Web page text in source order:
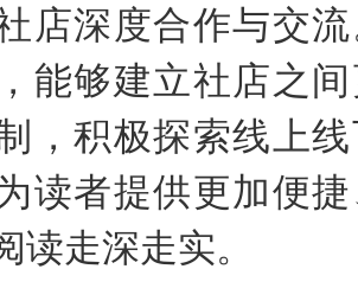
店深度合作与交
能够建立社店之
，积极探索线上
读者提供更加便
读走深走实。